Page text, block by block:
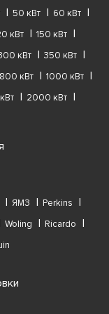
50 кВт
60 кВт
кВт
150 кВт
кВт
350 кВт
800 кВт
1000 кВт
2000 кВт
ЯМЗ
Perkins
Woling
Ricardo